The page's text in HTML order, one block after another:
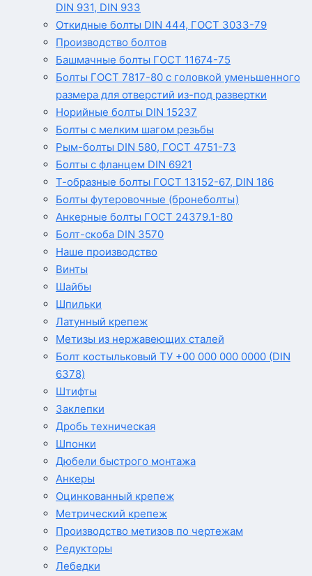
DIN 931, DIN 933
Откидные болты DIN 444, ГОСТ 3033-79
Производство болтов
Башмачные болты ГОСТ 11674-75
Болты ГОСТ 7817-80 с головкой уменьшенного
размера для отверстий из-под развертки
Норийные болты DIN 15237
Болты с мелким шагом резьбы
Рым-болты DIN 580, ГОСТ 4751-73
Болты с фланцем DIN 6921
Т-образные болты ГОСТ 13152-67, DIN 186
Болты футеровочные (бронеболты)
Анкерные болты ГОСТ 24379.1-80
Болт-скоба DIN 3570
Наше производство
Винты
Шайбы
Шпильки
Латунный крепеж
Метизы из нержавеющих сталей
Болт костыльковый ТУ +00 000 000 0000 (DIN
6378)
Штифты
Заклепки
Дробь техническая
Шпонки
Дюбели быстрого монтажа
Анкеры
Оцинкованный крепеж
Метрический крепеж
Производство метизов по чертежам
Редукторы
Лебедки